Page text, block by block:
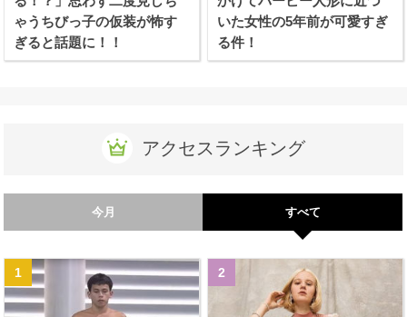
ゃうちびっ子の仮装が怖す
ぎると話題に！！
いた女性の5年前が可愛すぎ
る件！
アクセスランキング
今月 すべて